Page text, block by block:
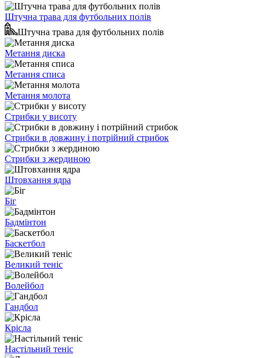
Штучна трава для футбольних полів
Штучна трава для футбольних полів
Метання диска
Метання списа
Метання молота
Стрибки у висоту
Стрибки в довжину і потрійний стрибок
Стрибки з жердиною
Штовхання ядра
Біг
Бадмінтон
Баскетбол
Великий теніс
Волейбол
Гандбол
Крісла
Настільний теніс